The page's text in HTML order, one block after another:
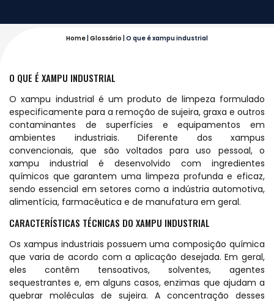
Home Glossário O que é xampu industrial
O QUE É XAMPU INDUSTRIAL
O xampu industrial é um produto de limpeza formulado
especificamente para a remoção de sujeira, graxa e outros
contaminantes de superfícies e equipamentos em
ambientes industriais. Diferente dos xampus
convencionais, que são voltados para uso pessoal, o
xampu industrial é desenvolvido com ingredientes
químicos que garantem uma limpeza profunda e eficaz,
sendo essencial em setores como a indústria automotiva,
alimentícia, farmacêutica e de manufatura em geral.
CARACTERÍSTICAS TÉCNICAS DO XAMPU INDUSTRIAL
Os xampus industriais possuem uma composição química
que varia de acordo com a aplicação desejada. Em geral,
eles contêm tensoativos, solventes, agentes
sequestrantes e, em alguns casos, enzimas que ajudam a
quebrar moléculas de sujeira. A concentração desses